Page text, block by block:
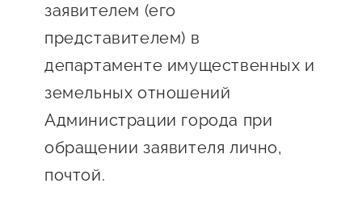
Оказание услуг в
социальной сфере
Истории успеха
предпринимательства
О центре
Обучающие
Проекты
Поддержка центра
Онлайн-витрина
Центр поддержки экспорта
Справочник
предпринимателя
заявителем (его
представителем) в
департаменте имущественных и
земельных отношений
Администрации города при
обращении заявителя лично,
почтой.